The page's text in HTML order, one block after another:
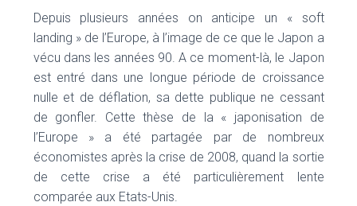
Depuis plusieurs années on anticipe un « soft
landing » de l’Europe, à l’image de ce que le Japon a
vécu dans les années 90. A ce moment-là, le Japon
est entré dans une longue période de croissance
nulle et de déflation, sa dette publique ne cessant
de gonfler. Cette thèse de la « japonisation de
l’Europe » a été partagée par de nombreux
économistes après la crise de 2008, quand la sortie
de cette crise a été particulièrement lente
comparée aux Etats-Unis.